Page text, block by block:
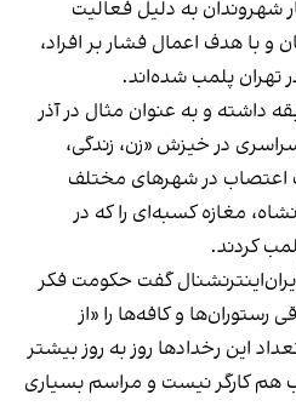
شهروندان به دلیل فعالیت
و با هدف اعمال فشار بر افراد،
تهران پلمب شده‌اند.
داشته و به عنوان مثال در آذر
سراسری در خیزش «زن، زندگی،
اعتصاب در شهرهای مختلف
مغازه کسبه‌ای را که در
کردند.
گفت حکومت فکر
رستوران‌ها و کافه‌ها را «از
این رخدادها روز به روز بیشتر
هم کارگر نیست و مراسم بسیاری